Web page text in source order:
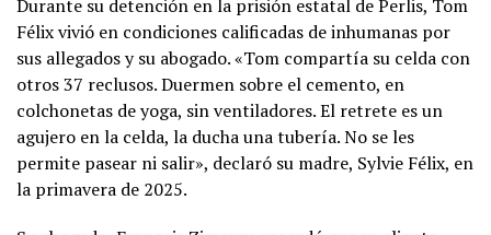
Durante su detención en la prisión estatal de Perlis, Tom
Félix vivió en condiciones calificadas de inhumanas por
sus allegados y su abogado. «Tom compartía su celda con
otros 37 reclusos. Duermen sobre el cemento, en
colchonetas de yoga, sin ventiladores. El retrete es un
agujero en la celda, la ducha una tubería. No se les
permite pasear ni salir», declaró su madre, Sylvie Félix, en
la primavera de 2025.